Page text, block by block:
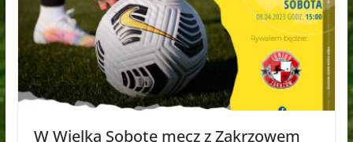
W Wielką Sobotę mecz z Zakrzowem